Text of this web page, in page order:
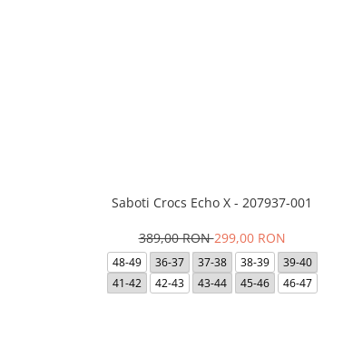
Saboti Crocs Echo X - 207937-001
389,00 RON299,00 RON
48-49 36-37 37-38 38-39
39-40
41-42
42-43 43-44 45-46 46-47